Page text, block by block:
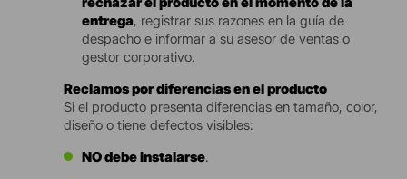
entrega, registrar sus razones en la guía de
despacho e informar a su asesor de ventas o
gestor corporativo.
Reclamos por diferencias en el producto
Si el producto presenta diferencias en tamaño, color,
diseño o tiene defectos visibles:
NO debe instalarse.